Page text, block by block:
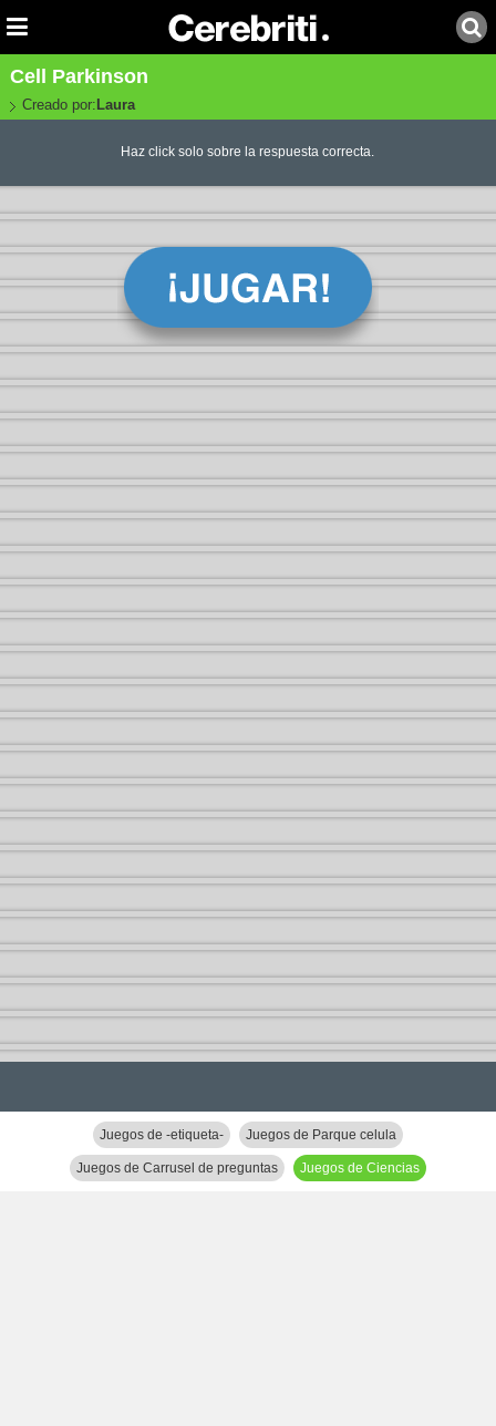
Cell Parkinson
Creado por: Laura
Haz click solo sobre la respuesta correcta.
Juegos de -etiqueta- Juegos de Parque celula
Juegos de Carrusel de preguntas Juegos de Ciencias